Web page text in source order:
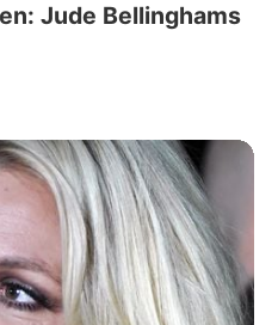
Jude Bellinghams